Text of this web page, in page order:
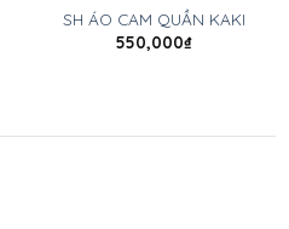
SH ÁO CAM QUẦN KAKI
550,000₫